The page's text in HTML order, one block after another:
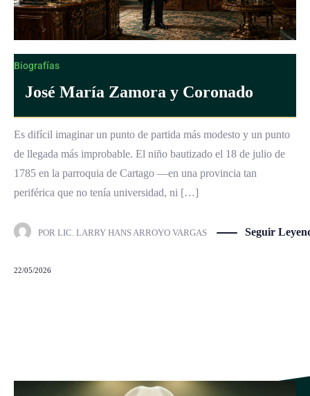
Biografías
José María Zamora y Coronado
Es difícil imaginar un punto de partida más modesto y un punto
de llegada más improbable. El niño bautizado el 18 de julio de
1785 en la parroquia de Cartago —en una provincia tan
periférica que no tenía universidad, ni […]
POR LIC. LARRY HANS ARROYO VARGAS Seguir
22/05/2026